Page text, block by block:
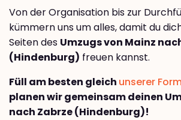
Von der Organisation bis zur
kümmern uns um alles, damit du
Seiten des Umzugs von Mainz
(Hindenburg) freuen kannst.
Füll am besten gleich unserer
planen wir gemeinsam deinen
nach Zabrze (Hindenburg)!